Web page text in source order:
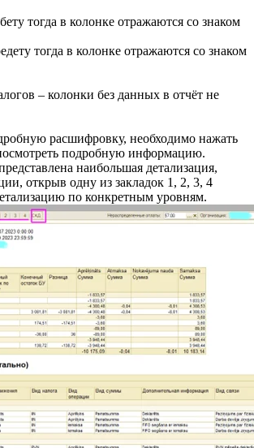
тогда в колонке отражаются со знаком
тогда в колонке отражаются со знаком
– колонки без данных в отчёт не
расшифровку, необходимо нажать
подробную информацию.
наибольшая детализация,
открыв одну из закладок 1, 2, 3, 4
по конкретным уровням.